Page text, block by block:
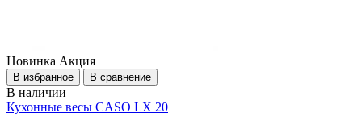
Новинка Акция
В избранное В сравнение
В наличии
Кухонные весы CASO LX 20